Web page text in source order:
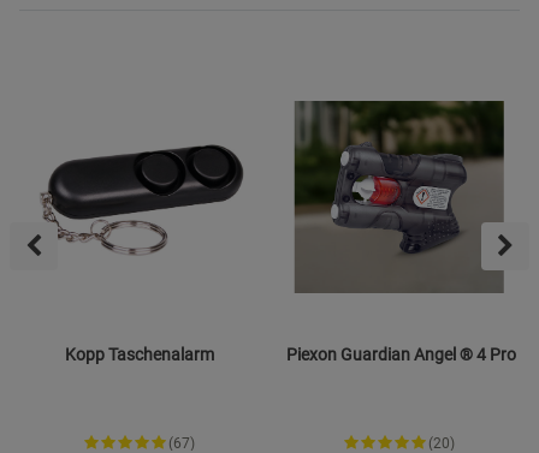
Kopp Taschenalarm
(67)
Piexon Guardian Angel ® 4 Pro
(20)